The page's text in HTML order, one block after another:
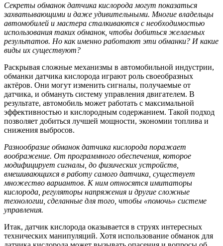
Секреты обманок датчика кислорода могут показаться
захватывающими и даже удивительными. Многие владельцы
автомобилей и мастера сталкиваются с необходимостью
использования таких обманок, чтобы добиться желаемых
результатов. Но как именно работают эти обманки? И какие
виды их существуют?
Раскрывая сложные механизмы в автомобильной индустрии,
обманки датчика кислорода играют роль своеобразных
актёров. Они могут изменить сигналы, получаемые от
датчика, и обмануть систему управления двигателем. В
результате, автомобиль может работать с максимальной
эффективностью и кислородным содержанием. Такой подход
позволяет добиться лучшей мощности, экономии топлива и
снижения выбросов.
Разнообразие обманок датчика кислорода поражает
воображение. От программного обеспечения, которое
модифицирует сигналы, до физических устройств,
вмешивающихся в работу самого датчика, существует
множество вариантов. К ним относятся имитаторы
кислорода, регуляторы напряжения и другие сложные
технологии, сделанные для того, чтобы «помочь» системе
управления.
Итак, датчик кислорода оказывается в струях интересных
технических манипуляций. Хотя использование обманок для